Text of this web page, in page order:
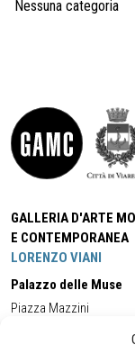
Nessuna categoria
GALLERIA D'ARTE
E CONTEMPORANEA
LORENZO VIANI
Palazzo delle Muse
Piazza Mazzini